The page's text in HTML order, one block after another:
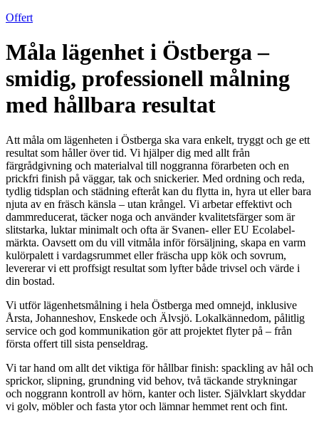
Offert
Måla lägenhet i Östberga –
smidig, professionell målning
med hållbara resultat
Att måla om lägenheten i Östberga ska vara enkelt, tryggt och ge ett
resultat som håller över tid. Vi hjälper dig med allt från
färgrådgivning och materialval till noggranna förarbeten och en
prickfri finish på väggar, tak och snickerier. Med ordning och reda,
tydlig tidsplan och städning efteråt kan du flytta in, hyra ut eller bara
njuta av en fräsch känsla – utan krångel. Vi arbetar effektivt och
dammreducerat, täcker noga och använder kvalitetsfärger som är
slitstarka, luktar minimalt och ofta är Svanen- eller EU Ecolabel-
märkta. Oavsett om du vill vitmåla inför försäljning, skapa en varm
kulörpalett i vardagsrummet eller fräscha upp kök och sovrum,
levererar vi ett proffsigt resultat som lyfter både trivsel och värde i
din bostad.
Vi utför lägenhetsmålning i hela Östberga med omnejd, inklusive
Årsta, Johanneshov, Enskede och Älvsjö. Lokalkännedom, pålitlig
service och god kommunikation gör att projektet flyter på – från
första offert till sista penseldrag.
Vi tar hand om allt det viktiga för hållbar finish: spackling av hål och
sprickor, slipning, grundning vid behov, två täckande strykningar
och noggrann kontroll av hörn, kanter och lister. Självklart skyddar
vi golv, möbler och fasta ytor och lämnar hemmet rent och fint.